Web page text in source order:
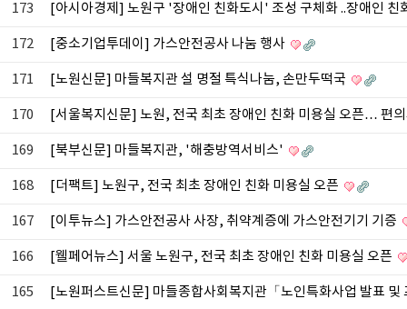
173 [아시아경제] 노원구 '장애인 친화도시' 조성 구체화 ..장애인 친
172 [중소기업투데이] 가스안전공사 나눔 행사
171 [노원신문] 마들복지관 설 명절 특식나눔, 손만두떡국
170 [서울복지신문] 노원, 전국 최초 장애인 친화 미용실 오픈… 편
169 [북부신문] 마들복지관, '해충방역서비스'
168 [더팩트] 노원구, 전국 최초 장애인 친화 미용실 오픈
167 [이투뉴스] 가스안전공사 사장, 취약계증에 가스안전기기 기증
166 [웰페어뉴스] 서울 노원구, 전국 최초 장애인 친화 미용실 오픈
165 [노원퍼스트신문] 마들종합사회복지관「노인특화사업 발표